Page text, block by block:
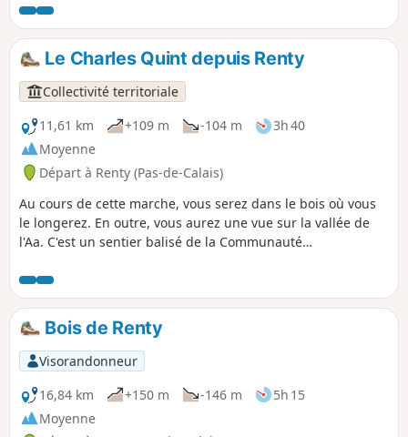
randonneur apercevra les vestiges d’anciens moulins à eau,
l’ancienne gare située sur la ligne ferroviaire Anvin-Calais.
C'est un sentier balisé de la Communauté d'Agglomération
du Pays de Saint-Omer.
Le Charles Quint depuis Renty
Collectivité territoriale
11,61 km
+109 m -104 m
3h 40
Moyenne
Départ à Renty (Pas-de-Calais)
Au cours de cette marche, vous serez dans le bois où vous
le longerez. En outre, vous aurez une vue sur la vallée de
l'Aa. C'est un sentier balisé de la Communauté
Bois de Renty
Visorandonneur
16,84 km
+150 m -146 m
5h 15
Moyenne